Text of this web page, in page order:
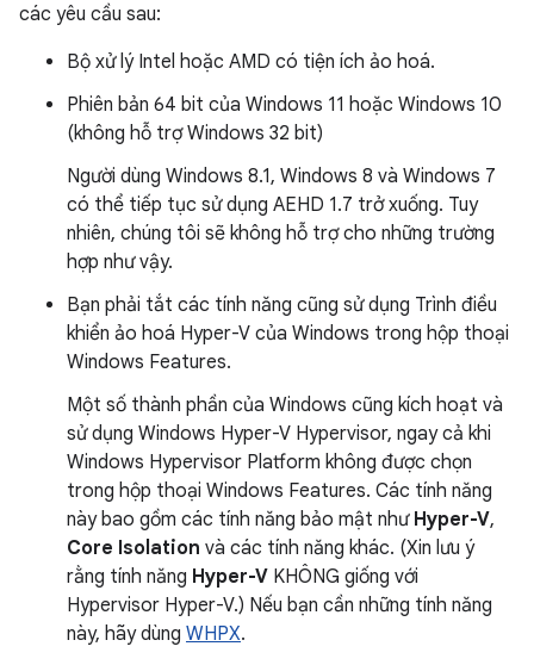
các yêu cầu sau:
Bộ xử lý Intel hoặc AMD có tiện ích ảo hoá.
Phiên bản 64 bit của Windows 11 hoặc Windows 10
(không hỗ trợ Windows 32 bit)
Người dùng Windows 8.1, Windows 8 và Windows 7
có thể tiếp tục sử dụng AEHD 1.7 trở xuống. Tuy
nhiên, chúng tôi sẽ không hỗ trợ cho những trường
hợp như vậy.
Bạn phải tắt các tính năng cũng sử dụng Trình điều
khiển ảo hoá Hyper-V của Windows trong hộp thoại
Windows Features.
Một số thành phần của Windows cũng kích hoạt và
sử dụng Windows Hyper-V Hypervisor, ngay cả khi
Windows Hypervisor Platform không được chọn
trong hộp thoại Windows Features. Các tính năng
này bao gồm các tính năng bảo mật như Hyper-V,
Core Isolation và các tính năng khác. (Xin lưu ý
rằng tính năng Hyper-V KHÔNG giống với
Hypervisor Hyper-V.) Nếu bạn cần những tính năng
này, hãy dùng WHPX.